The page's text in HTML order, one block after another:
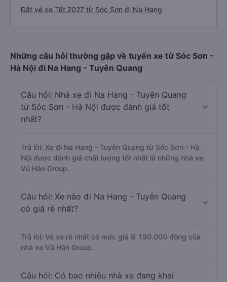
Đặt vé xe Tết 2027 từ Sóc Sơn đi Na Hang
Những câu hỏi thường gặp về tuyến xe từ Sóc Sơn -
Hà Nội đi Na Hang - Tuyên Quang
Câu hỏi: Nhà xe đi Na Hang - Tuyên Quang
từ Sóc Sơn - Hà Nội được đánh giá tốt
nhất?
Trả lời: Xe đi Na Hang - Tuyên Quang từ Sóc Sơn - Hà
Nội được đánh giá chất lượng tốt nhất là những nhà xe
Vũ Hán Group.
Câu hỏi: Xe nào đi Na Hang - Tuyên Quang
có giá rẻ nhất?
Trả lời: Vé xe rẻ nhất có mức giá là 190.000 đồng của
nhà xe Vũ Hán Group.
Câu hỏi: Có bao nhiêu nhà xe đang khai